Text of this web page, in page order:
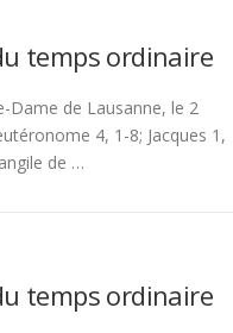
temps ordinaire
Dame de Lausanne, le 2
4, 1-8; Jacques 1,
de …
temps ordinaire